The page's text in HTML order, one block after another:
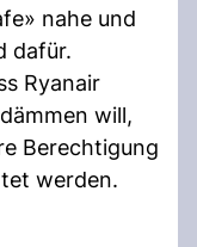
nahe und
dafür.
Ryanair
will,
Berechtigung
werden.